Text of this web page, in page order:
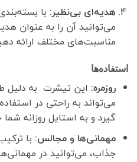
هدیه‌ای بی‌نظیر:با
می‌توانید آن را به عنوان
مناسبت‌های مختلف ارائه
استفاده‌ها
روزمره:این تیشرت به دلیل
می‌تواند به راحتی در
گیرد و به استایل روزانه
مهمانی‌ها و مجالس:با
جذاب، می‌توانید در